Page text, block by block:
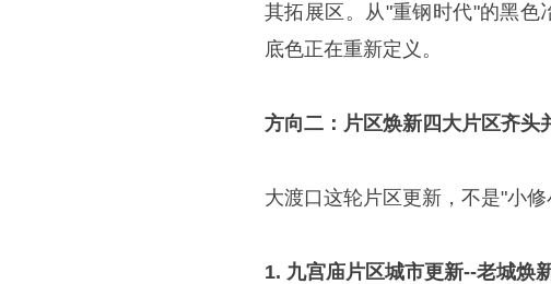
其拓展区。从"重钢时代"的黑色
底色正在重新定义。
方向二：片区焕新 四大片区齐头
大渡口这轮片区更新，不是"小
1. 九宫庙片区城市更新--老城焕